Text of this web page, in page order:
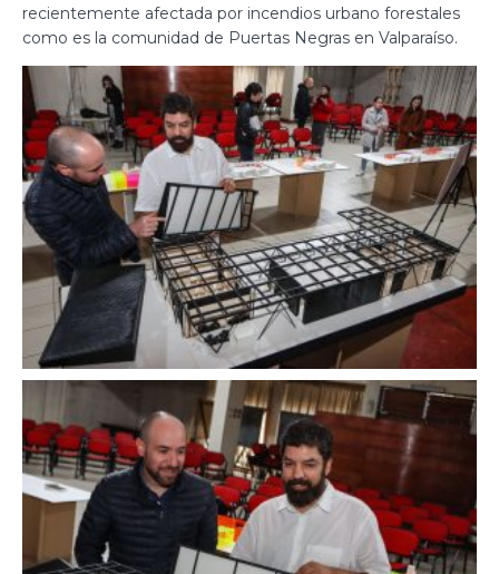
recientemente afectada por incendios urbano forestales
como es la comunidad de Puertas Negras en Valparaíso.